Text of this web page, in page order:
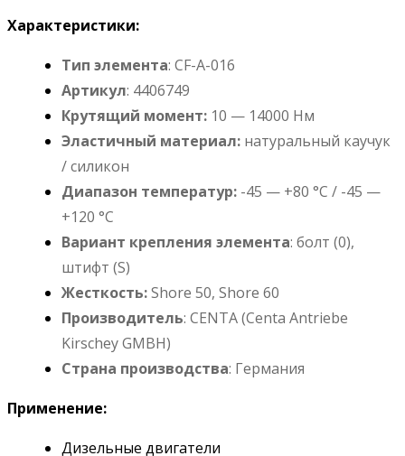
Характеристики:
Тип элемента: CF-А-016
Артикул: 4406749
Крутящий момент: 10 — 14000 Нм
Эластичный материал: натуральный каучук
/ силикон
Диапазон температур: -45 — +80 °C / -45 —
+120 °C
Вариант крепления элемента: болт (0),
штифт (S)
Жесткость:Shore 50, Shore 60
Производитель: CENTA (Сenta Antriebe
Kirschey GMBH)
Страна производства: Германия
Применение:
Дизельные двигатели